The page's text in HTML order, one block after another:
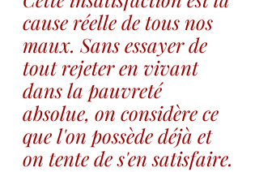
cause réelle de tous nos
maux. Sans essayer de
tout rejeter en vivant
dans la pauvreté
absolue, on considère ce
que l'on possède déjà et
on tente de s'en satisfaire.